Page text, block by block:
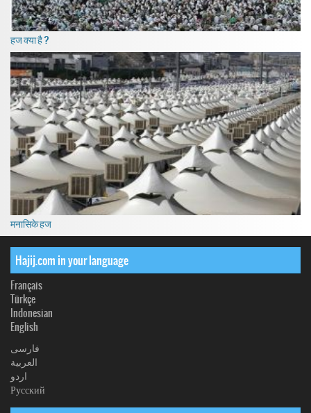
हज क्या है ?
मनासिके हज
Hajij.com in your language
Français
Türkçe
Indonesian
English
فارسی
العربیة
اردو
Русский